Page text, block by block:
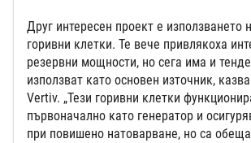
Друг интересен проект е използването
горивни клетки. Те вече привлякоха
резервни мощности, но сега има и
използват като основен източник,
Vertiv. „Тези горивни клетки
първоначално като генератор и
при повишено натоварване, но са